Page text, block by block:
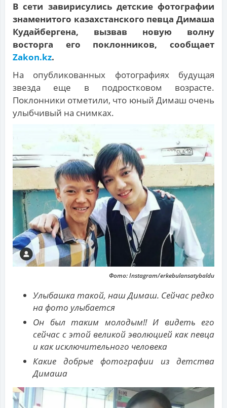
В сети завирисулись детские фотографии
знаменитого казахстанского певца Димаша
Кудайбергена, вызвав новую волну
восторга его поклонников, сообщает
Zakon.kz.
На опубликованных фотографиях будущая
звезда еще в подростковом возрасте.
Поклонники отметили, что юный Димаш очень
улыбчивый на снимках.
Фото: Instagram/erkebulansatybaldu
Улыбашка такой, наш Димаш. Сейчас редко
на фото улыбается
Он был таким молодым!! И видеть его
сейчас с этой великой эволюцией как певца
и как исключительного человека
Какие добрые фотографии из детства
Димаша